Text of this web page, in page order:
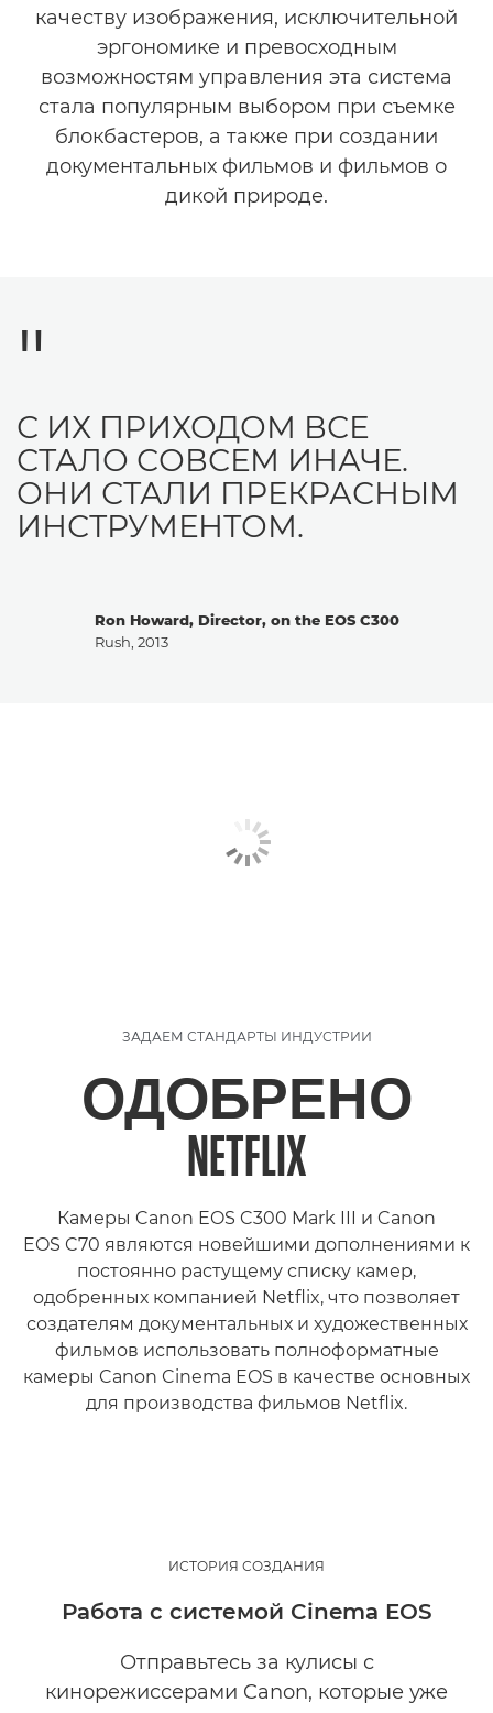
качеству изображения, исключительной
эргономике и превосходным
возможностям управления эта система
стала популярным выбором при съемке
блокбастеров, а также при создании
документальных фильмов и фильмов о
дикой природе.
Ron Howard, Director, on the EOS C300
Rush, 2013
С ИХ ПРИХОДОМ ВСЕ
СТАЛО СОВСЕМ ИНАЧЕ.
ОНИ СТАЛИ ПРЕКРАСНЫМ
ИНСТРУМЕНТОМ.
ЗАДАЕМ СТАНДАРТЫ ИНДУСТРИИ
ОДОБРЕНО
NETFLIX
Камеры Canon EOS C300 Mark III и Canon
EOS C70 являются новейшими дополнениями к
постоянно растущему списку камер,
одобренных компанией Netflix, что позволяет
создателям документальных и художественных
фильмов использовать полноформатные
камеры Canon Cinema EOS в качестве основных
для производства фильмов Netflix.
ИСТОРИЯ СОЗДАНИЯ
Работа с системой Cinema EOS
Отправьтесь за кулисы с
кинорежиссерами Canon, которые уже